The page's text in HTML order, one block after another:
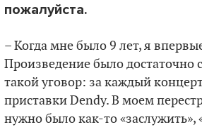
пожалуйста.
–Когда мне было 9 лет, я
Произведение было
такой уговор: за каждый
приставки Dendy. В моем
нужно было как-то «заслужить»,